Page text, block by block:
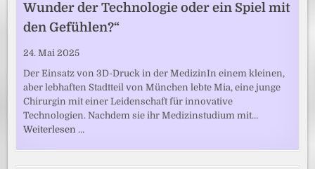
Wunder der Technologie oder ein Spiel mit
den Gefühlen?“
24. Mai 2025
Der Einsatz von 3D-Druck in der MedizinIn einem kleinen,
aber lebhaften Stadtteil von München lebte Mia, eine junge
Chirurgin mit einer Leidenschaft für innovative
Technologien. Nachdem sie ihr Medizinstudium mit…
Weiterlesen …